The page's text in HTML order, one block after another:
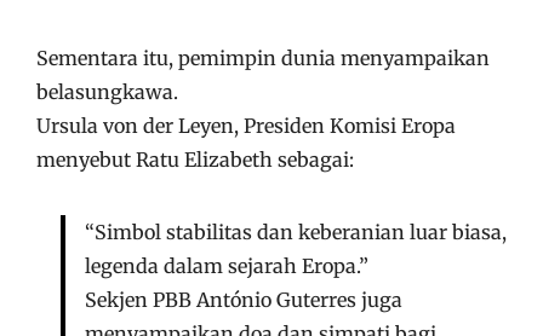
Sementara itu, pemimpin dunia menyampaikan
belasungkawa.
Ursula von der Leyen, Presiden Komisi Eropa
menyebut Ratu Elizabeth sebagai:
“Simbol stabilitas dan keberanian luar biasa,
legenda dalam sejarah Eropa.”
Sekjen PBB António Guterres juga